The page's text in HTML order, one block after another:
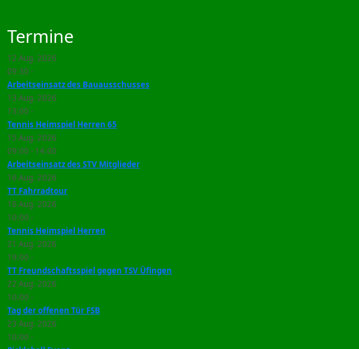
Termine
12 Aug. 2026
09:30 -
Arbeitseinsatz des Bauausschusses
13 Aug. 2026
13:00 -
Tennis Heimspiel Herren 65
15 Aug. 2026
09:00 - 14:00
Arbeitseinsatz des STV Mitglieder
16 Aug. 2026
TT Fahrradtour
16 Aug. 2026
10:00 -
Tennis Heimspiel Herren
21 Aug. 2026
19:00 -
TT Freundschaftsspiel gegen TSV Üfingen
22 Aug. 2026
10:00 -
Tag der offenen Tür FSB
23 Aug. 2026
10:00 -